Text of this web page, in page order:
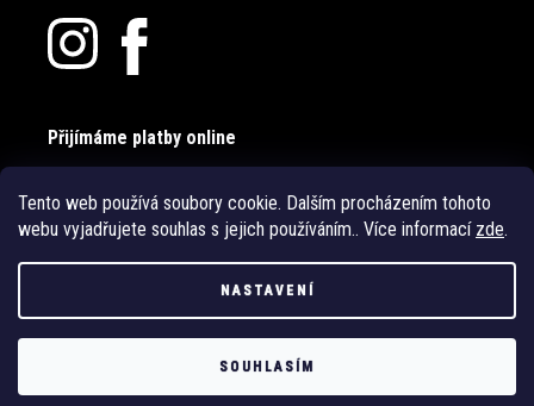
Tento web používá soubory cookie. Dalším procházením tohoto
webu vyjadřujete souhlas s jejich používáním.. Více informací zde.
NASTAVENÍ
SOUHLASÍM
Přijímáme platby online
Vytvořil Shoptet
nastavení cookies